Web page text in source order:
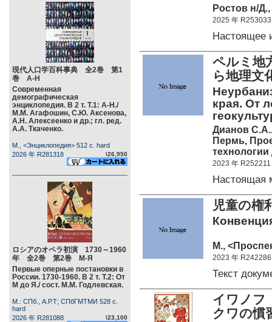
現代人口学百科事典 全2巻 第1
巻 А-Н
Современная
демографическая
энциклопедия. В 2 т. Т.1: А-Н./
М.М. Агафошин, С.Ю. Аксенова,
А.Н. Алексеенко и др.; гл. ред.
А.А. Ткаченко.
М., <Энциклопедия> 512 c. hard
2026 年 R281318
\26,950
ロシアのオペラ初演 1730～1960
年 全2巻 第2巻 М-Я
Первые оперные постановки в
России. 1730-1960. В 2 т. Т.2: От
М до Я./ сост. М.М. Годлевская.
М.: СПб., А.Р.Т; СПбГМТМИ 528 c.
hard
2026 年 R281088
\23,100
Ростов н/
2025 年 R253033
Настоящее
ペルミ地
ら地理文
края. От
Дианов
Пермь,
технологии
2023 年 R252211
Настоящая
児童の権
М.,
2023 年 R242286
Текст
イワノ
クワの慣